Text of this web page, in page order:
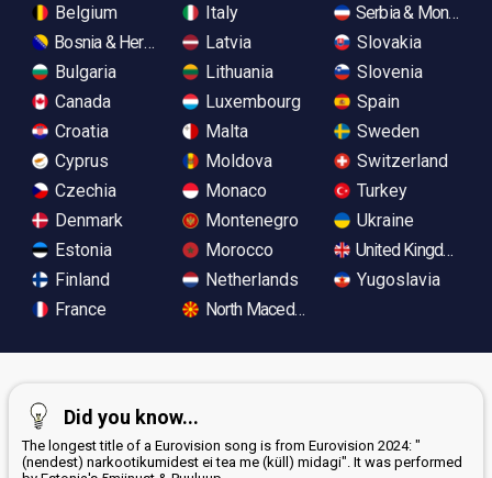
Belgium
Bosnia & Herzegovina
Bulgaria
Canada
Croatia
Cyprus
Czechia
Denmark
Estonia
Finland
France
Italy
Latvia
Lithuania
Luxembourg
Malta
Moldova
Monaco
Montenegro
Morocco
Netherlands
North Macedonia
Serbia &
Slovakia
Slovenia
Spain
Sweden
Switzerland
Turkey
Ukraine
United Kingdom
Yugoslavia
Did you know...
The longest title of a Eurovision song is from Eurovision 2024: "
(nendest) narkootikumidest ei tea me (küll) midagi". It was performed